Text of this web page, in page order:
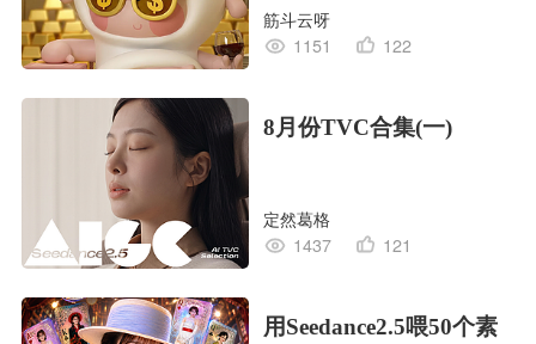
筋斗云呀
1151
122
8月份TVC合集(一)
定然葛格
1437
121
用Seedance2.5喂50个素